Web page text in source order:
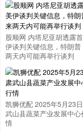
股顺网 内塔尼亚胡透露
伊谈判关键信息，特朗
两天内可能再举行谈判
凯狮优配 2025年5月23
武山县蔬菜产业发展中
情